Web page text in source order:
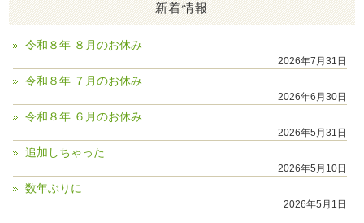
新着情報
令和８年 ８月のお休み
2026年7月31日
令和８年 ７月のお休み
2026年6月30日
令和８年 ６月のお休み
2026年5月31日
追加しちゃった
2026年5月10日
数年ぶりに
2026年5月1日